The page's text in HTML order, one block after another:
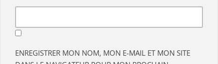
ENREGISTRER MON NOM, MON E-MAIL ET MON SITE